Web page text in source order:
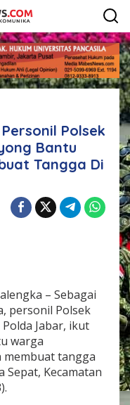
Polsek
Bantu
Tangga Di
– Sebagai
personil Polsek
Jabar, ikut
warga
tangga
Sepat, Kecamatan